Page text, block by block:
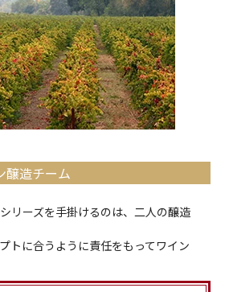
醸造チーム
リーズを手掛けるのは、二人の醸造
トに合うように責任をもってワイン